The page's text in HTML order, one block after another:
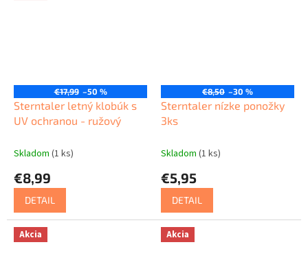
€17,99 –50 %
Sterntaler letný klobúk s
UV ochranou - ružový
Skladom (1 ks)
€8,99
DETAIL
€8,50 –30 %
Sterntaler nízke ponožky
3ks
Skladom (1 ks)
€5,95
DETAIL
Akcia Akcia